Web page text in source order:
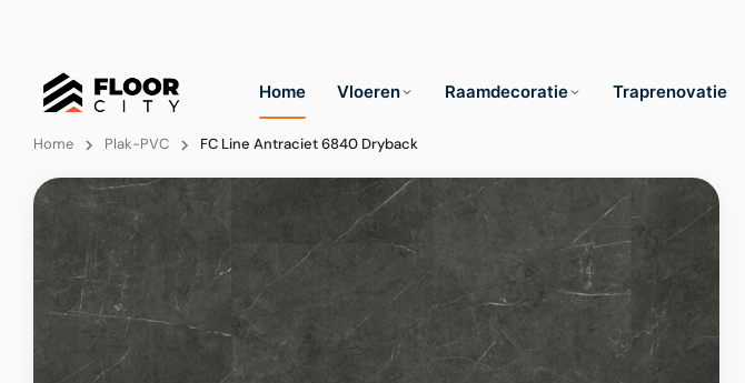
Home Vloeren Raamdecoratie Traprenovatie
Home Plak-PVC FC Line Antraciet 6840 Dryback